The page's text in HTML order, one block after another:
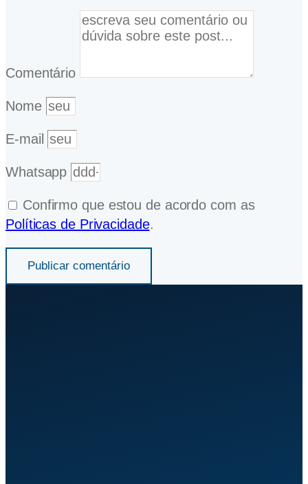
Comentário
Nome
E-mail
Whatsapp
Confirmo que estou de acordo com as
Políticas de Privacidade.
Publicar comentário